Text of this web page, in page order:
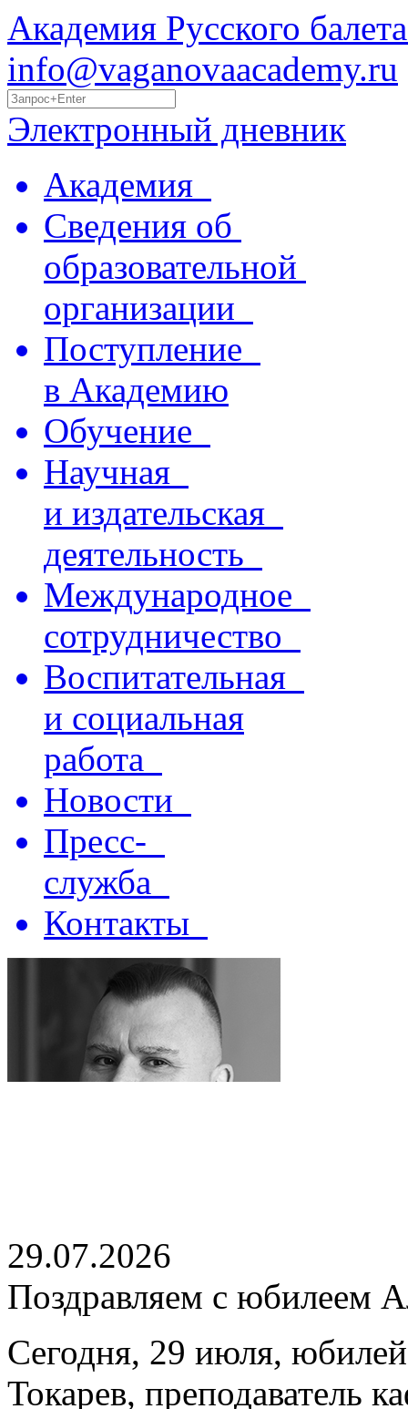
Академия Русского
info@vaganovaacademy.ru
Электронный дневник
Академия
Сведения об
образовательной
организации
Поступление
в Академию
Обучение
Научная
и издательская
деятельность
Международное
сотрудничество
Воспитательная
и социальная
работа
Новости
Пресс-
служба
Контакты
29.07.2026
Поздравляем с юбилеем
Сегодня, 29 июля,
Токарев, преподаватель